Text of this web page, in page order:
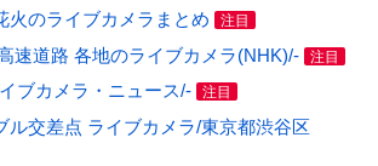
火のライブカメラまとめ 注目
速道路 各地のライブカメラ(NHK)/- 注目
ブカメラ・ニュース/- 注目
ル交差点 ライブカメラ/東京都渋谷区